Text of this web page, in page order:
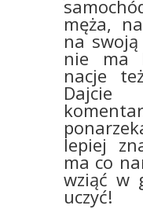
męża,
na
nie ma
nacje
lepiej
ma co
wziąć w
uczyć!